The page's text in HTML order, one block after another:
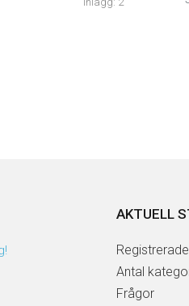
AKTUELL
Antal
Frågor